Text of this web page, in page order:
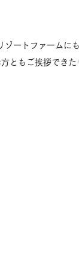
ートファームに
ともご挨拶できた